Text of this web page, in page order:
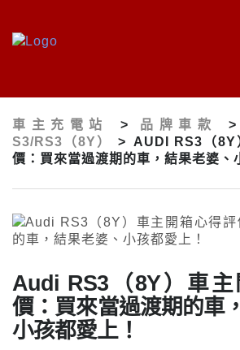
車主充電站 > 品牌車款 >
S3/RS3（8Y）
>
AUDI RS3（8Y
價：買來當過渡期的車，結果老婆、
Audi RS3（8Y）車
價：買來當過渡期的車
小孩都愛上！